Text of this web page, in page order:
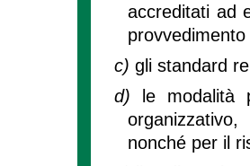
accreditati ad
c) gli standard
d)
le
nonché per il